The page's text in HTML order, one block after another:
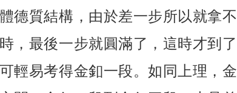
德質結構，由於差一步所以就拿不
，最後一步就圓滿了，這時才到了
輕易考得金釦一段。如同上理，金